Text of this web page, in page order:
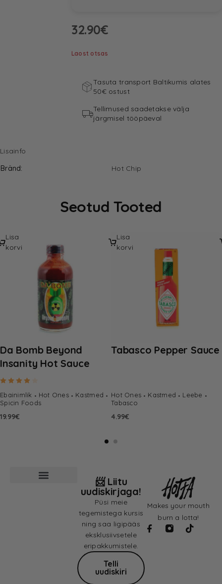
32.90€
Laost otsas
Tasuta transport Baltikumis alates
50€ ostust
Tellimused saadetakse välja
järgmisel tööpäeval
Lisainfo
Bränd
Hot Chip
Seotud Tooted
Da Bomb Beyond
Insanity Hot Sauce
Ebainimlik Hot Ones
Kastmed
Spicin Foods
19.99€
Lisa
korvi
Tabasco Pepper Sauce
Hot Ones Kastmed
Leebe
Tabasco
4.99€
Lisa
korvi
Makes your mouth
burn a lotta!
📨 Liitu
uudiskirjaga!
Püsi meie
tegemistega kursis
ning saa ligipääs
eksklusiivsetele
eripakkumistele.
Telli
uudiskiri